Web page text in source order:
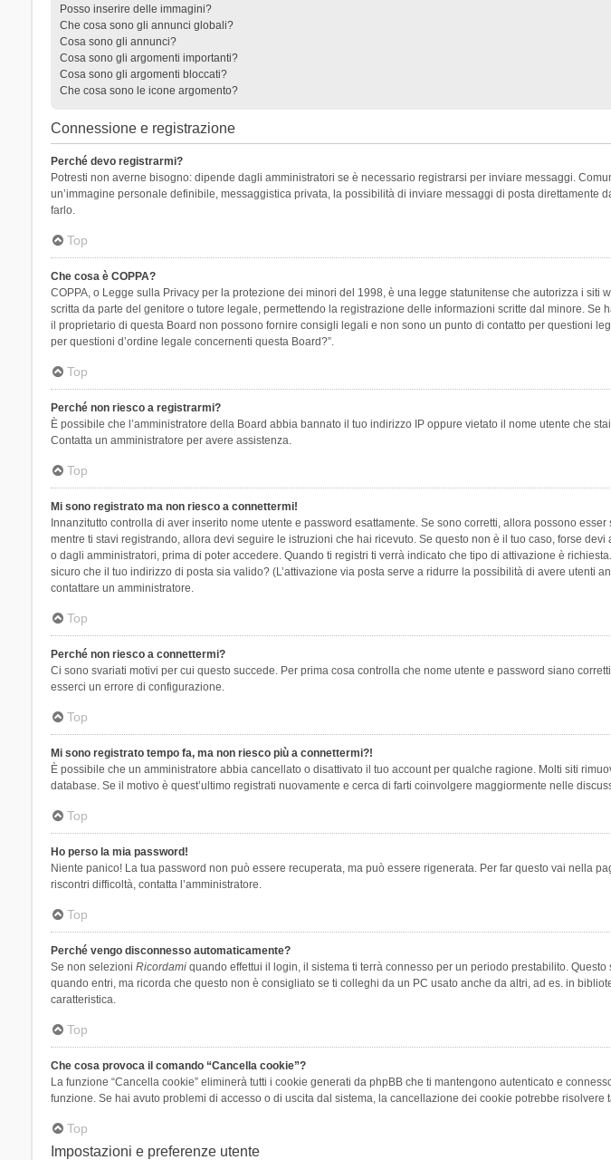
Posso inserire delle immagini?
Che cosa sono gli annunci globali?
Cosa sono gli annunci?
Cosa sono gli argomenti importanti?
Cosa sono gli argomenti bloccati?
Che cosa sono le icone argomento?
Connessione e registrazione
Perché devo registrarmi?
Potresti non averne bisogno: dipende dagli amministratori se è necessario registrarsi per inviare messaggi.
un’immagine personale definibile, messaggistica privata, la possibilità di inviare messaggi di posta
farlo.
Top
Che cosa è COPPA?
COPPA, o Legge sulla Privacy per la protezione dei minori del 1998, è una legge statunitense che autorizza i
scritta da parte del genitore o tutore legale, permettendo la registrazione delle informazioni scritte dal minore.
il proprietario di questa Board non possono fornire consigli legali e non sono un punto di contatto per questioni
per questioni d’ordine legale concernenti questa Board?”.
Top
Perché non riesco a registrarmi?
È possibile che l’amministratore della Board abbia bannato il tuo indirizzo IP oppure vietato il nome utente che
Contatta un amministratore per avere assistenza.
Top
Mi sono registrato ma non riesco a connettermi!
Innanzitutto controlla di aver inserito nome utente e password esattamente. Se sono corretti, allora possono
mentre ti stavi registrando, allora devi seguire le istruzioni che hai ricevuto. Se questo non è il tuo caso, forse
o dagli amministratori, prima di poter accedere. Quando ti registri ti verrà indicato che tipo di attivazione è
sicuro che il tuo indirizzo di posta sia valido? (L’attivazione via posta serve a ridurre la possibilità di avere utenti
contattare un amministratore.
Top
Perché non riesco a connettermi?
Ci sono svariati motivi per cui questo succede. Per prima cosa controlla che nome utente e password siano
esserci un errore di configurazione.
Top
Mi sono registrato tempo fa, ma non riesco più a connettermi?!
È possibile che un amministratore abbia cancellato o disattivato il tuo account per qualche ragione. Molti siti
database. Se il motivo è quest’ultimo registrati nuovamente e cerca di farti coinvolgere maggiormente nelle
Top
Ho perso la mia password!
Niente panico! La tua password non può essere recuperata, ma può essere rigenerata. Per far questo vai nella
riscontri difficoltà, contatta l’amministratore.
Top
Perché vengo disconnesso automaticamente?
Se non selezioni Ricordamiquando effettui il login, il sistema ti terrà connesso per un periodo prestabilito.
quando entri, ma ricorda che questo non è consigliato se ti colleghi da un PC usato anche da altri, ad es. in
caratteristica.
Top
Che cosa provoca il comando “Cancella cookie”?
La funzione “Cancella cookie” eliminerà tutti i cookie generati da phpBB che ti mantengono autenticato e
funzione. Se hai avuto problemi di accesso o di uscita dal sistema, la cancellazione dei cookie potrebbe risolvere
Top
Impostazioni e preferenze utente